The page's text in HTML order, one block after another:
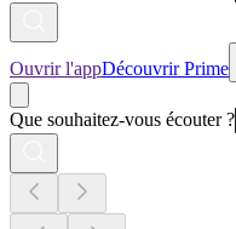
Ouvrir l'appDécouvrir Prime
Que souhaitez-vous écouter ?